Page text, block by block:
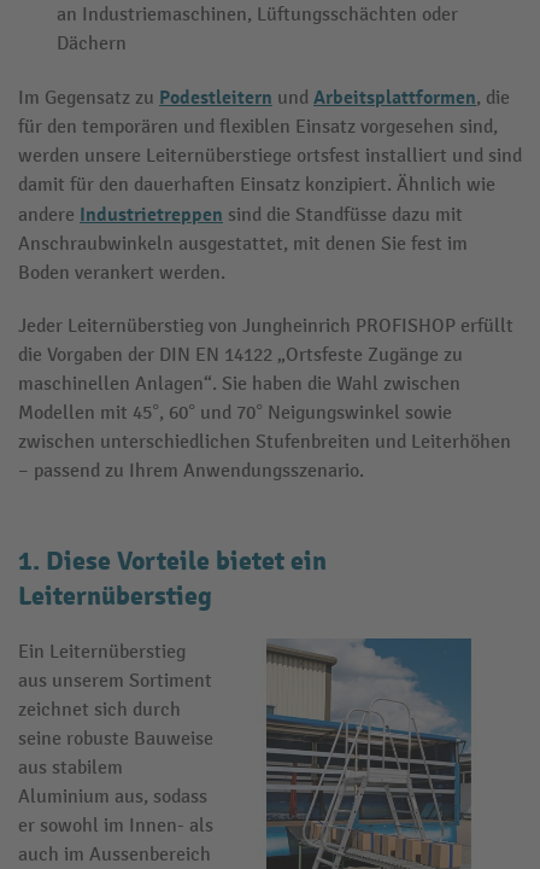
an Industriemaschinen, Lüftungsschächten oder
Dächern
Im Gegensatz zu Podestleitern und Arbeitsplattformen, die
für den temporären und flexiblen Einsatz vorgesehen sind,
werden unsere Leiternüberstiege ortsfest installiert und sind
damit für den dauerhaften Einsatz konzipiert. Ähnlich wie
andere Industrietreppen sind die Standfüsse dazu mit
Anschraubwinkeln ausgestattet, mit denen Sie fest im
Boden verankert werden.
Jeder Leiternüberstieg von Jungheinrich PROFISHOP erfüllt
die Vorgaben der DIN EN 14122 „Ortsfeste Zugänge zu
maschinellen Anlagen“. Sie haben die Wahl zwischen
Modellen mit 45°, 60° und 70° Neigungswinkel sowie
zwischen unterschiedlichen Stufenbreiten und Leiterhöhen
– passend zu Ihrem Anwendungsszenario.
1. Diese Vorteile bietet ein
Leiternüberstieg
Ein Leiternüberstieg
aus unserem Sortiment
zeichnet sich durch
seine robuste Bauweise
aus stabilem
Aluminium aus, sodass
er sowohl im Innen- als
auch im Aussenbereich